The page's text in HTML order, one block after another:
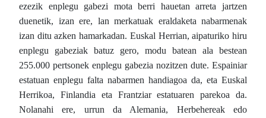
ezezik enplegu gabezi mota berri hauetan arreta jartzen
duenetik, izan ere, lan merkatuak eraldaketa nabarmenak
izan ditu azken hamarkadan. Euskal Herrian, aipaturiko hiru
enplegu gabeziak batuz gero, modu batean ala bestean
255.000 pertsonek enplegu gabezia nozitzen dute. Espainiar
estatuan enplegu falta nabarmen handiagoa da, eta Euskal
Herrikoa, Finlandia eta Frantziar estatuaren parekoa da.
Nolanahi ere, urrun da Alemania, Herbehereak edo